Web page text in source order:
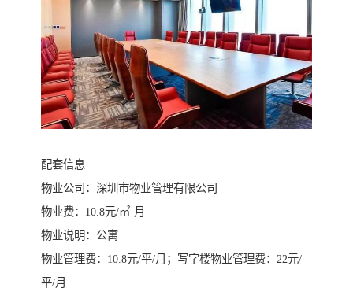
配套信息
物业公司：深圳市物业管理有限公司
物业费：10.8元/㎡·月
物业说明：公寓
物业管理费：10.8元/平/月；写字楼物业管理费：22元/
平/月